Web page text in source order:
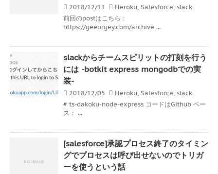
2018/12/11 Heroku, Salesforce, slack
前回のpostはこちら：
https://geeorgey.com/archive ...
slackからチームスピリットの打刻を行う
には -botkit express mongodbでの実
装-
2018/12/05 Heroku, Salesforce, slack
# ts-dakoku-node-express コードはGithub ベー
ス： ...
[salesforce]承認プロセス終了のタイミン
グでプロセスは呼び出せないのでトリガ
ーを使うという話